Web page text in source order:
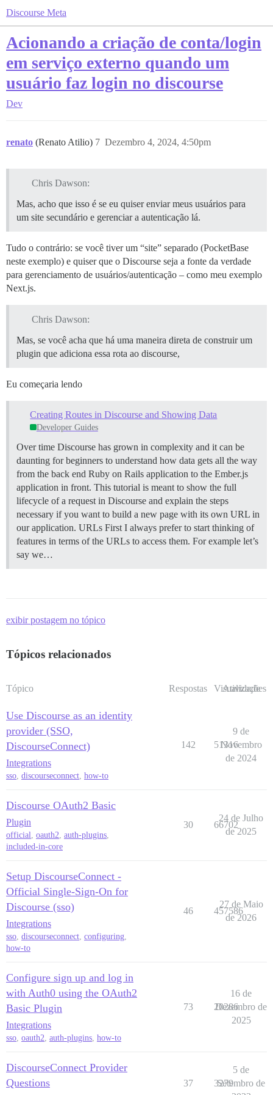
Discourse Meta
Acionando a criação de conta/login
em serviço externo quando um
usuário faz login no discourse
Dev
renato (Renato Atilio) Dezembro 4, 2024, 4:50pm
7
Chris Dawson:
Mas, acho que isso é se eu quiser enviar meus usuários para
um site secundário e gerenciar a autenticação lá.
Tudo o contrário: se você tiver um “site” separado (PocketBase
neste exemplo) e quiser que o Discourse seja a fonte da verdade
para gerenciamento de usuários/autenticação – como meu exemplo
Next.js.
Chris Dawson:
Mas, se você acha que há uma maneira direta de construir um
plugin que adiciona essa rota ao discourse,
Eu começaria lendo
Creating Routes in Discourse and Showing Data
Developer Guides
Over time Discourse has grown in complexity and it can be
daunting for beginners to understand how data gets all the way
from the back end Ruby on Rails application to the Ember.js
application in front. This tutorial is meant to show the full
lifecycle of a request in Discourse and explain the steps
necessary if you want to build a new page with its own URL in
our application. URLs First I always prefer to start thinking of
features in terms of the URLs to access them. For example let’s
say we…
exibir postagem no tópico
Tópicos relacionados
Tópico Respostas Visualizações
Atividade
Use Discourse as an identity
provider (SSO,
DiscourseConnect)
Integrations
sso, discourseconnect, how-to
142 51316
9 de
Novembro
de 2024
Discourse OAuth2 Basic
Plugin
official, oauth2, auth-plugins,
included-in-core
30 66702
24 de Julho
de 2025
Setup DiscourseConnect -
Official Single-Sign-On for
Discourse (sso)
Integrations
sso, discourseconnect, configuring,
how-to
46 457586
27 de Maio
de 2026
Configure sign up and log in
with Auth0 using the OAuth2
Basic Plugin
Integrations
sso, oauth2, auth-plugins, how-to
73 20286
16 de
Dezembro de
2025
DiscourseConnect Provider
Questions
37 3279
5 de
Setembro de